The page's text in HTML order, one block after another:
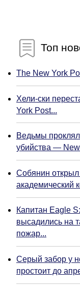
Топ
The New York
Хели-ски
York Post...
Ведьмы
убийства —
Собянин
академический
Капитан Eagle
высадились на
пожар...
Серый забор у
простоит до